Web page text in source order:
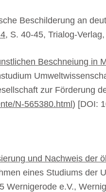
Beschilderung an
, S. 40-45, Trialog-
Beschneiung in
zur Förderung
N-565380.html ) [DOI:
und Nachweis der
eines Studiums der
Wernigerode e.V.,